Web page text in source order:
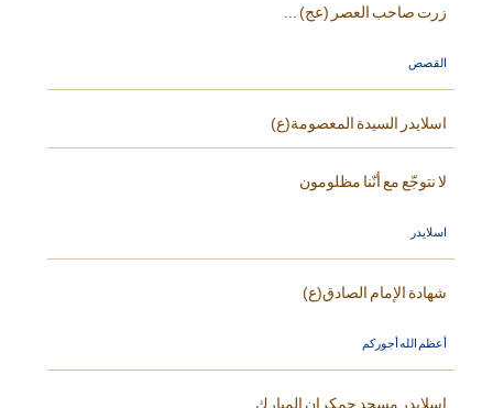
زرت صاحب العصر (عج) ...
القصص
اسلايدر السيدة المعصومة(ع)
لا نتوجّع مع أنّنا مظلومون
اسلايدر
شهادة الإمام الصادق(ع)
أعظم الله أجوركم
اسلايدر مسجد جمكران المبارك